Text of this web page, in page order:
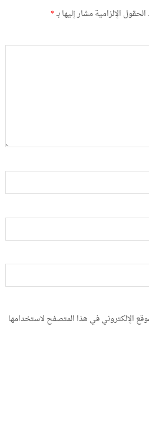
الحقول الإلزامية مشار إليها بـ*
الإلكتروني في هذا المتصفح لاستخدامها